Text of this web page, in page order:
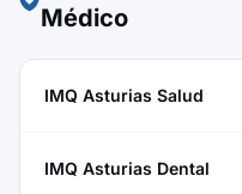
Médico
IMQ Asturias Salud
IMQ Asturias Dental